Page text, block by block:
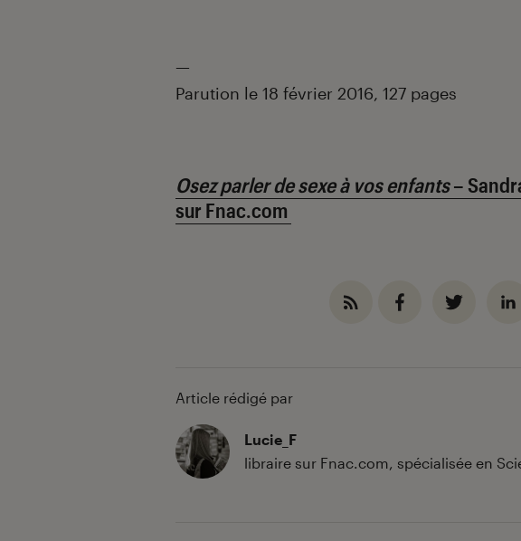
—
Parution le 18 février 2016, 127 pages
Osez parler de sexe à vos enfants–
sur Fnac.com
Article rédigé par
Lucie_F
libraire sur Fnac.com, spécialisée en